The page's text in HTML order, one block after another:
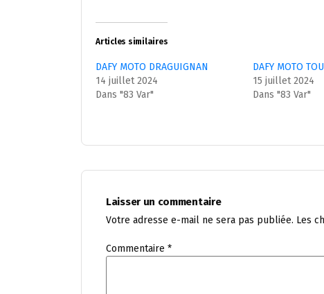
Articles similaires
DAFY MOTO DRAGUIGNAN
14 juillet 2024
Dans "83 Var"
DAFY MOTO
15 juillet 2024
Dans "83 Var"
Laisser un commentaire
Votre adresse e-mail ne sera pas publiée. Les
Commentaire *